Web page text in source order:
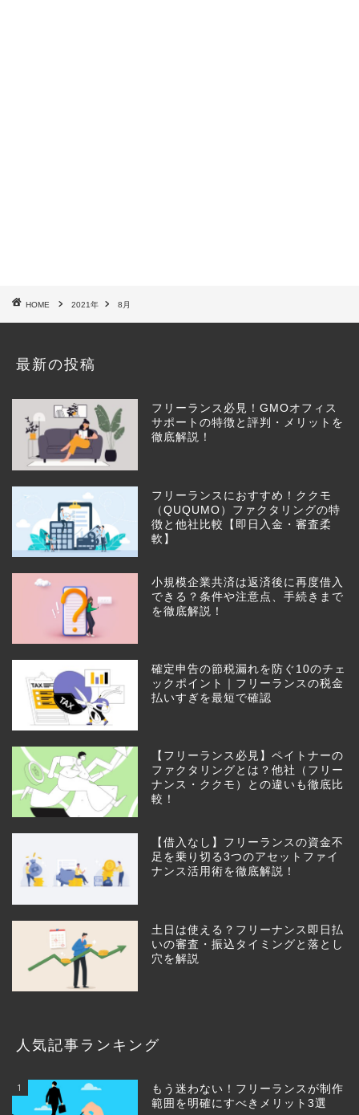
HOME 2021年 8月
最新の投稿
フリーランス必見！GMOオフィス
サポートの特徴と評判・メリットを
徹底解説！
フリーランスにおすすめ！ククモ
（QUQUMO）ファクタリングの特
徴と他社比較【即日入金・審査柔
軟】
小規模企業共済は返済後に再度借入
できる？条件や注意点、手続きまで
を徹底解説！
確定申告の節税漏れを防ぐ10のチェ
ックポイント｜フリーランスの税金
払いすぎを最短で確認
【フリーランス必見】ペイトナーの
ファクタリングとは？他社（フリー
ナンス・ククモ）との違いも徹底比
較！
【借入なし】フリーランスの資金不
足を乗り切る3つのアセットファイ
ナンス活用術を徹底解説！
土日は使える？フリーナンス即日払
いの審査・振込タイミングと落とし
穴を解説
人気記事ランキング
1
もう迷わない！フリーランスが制作
範囲を明確にすべきメリット3選